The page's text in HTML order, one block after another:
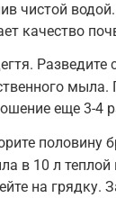
чистой
качество
мыла.
еще 3-4
половину
в 10 л
на грядку.